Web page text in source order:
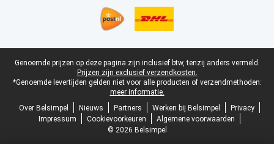
Juridische voettekst
Genoemde prijzen op deze pagina zijn inclusief btw, tenzij anders vermeld.
Prijzen zijn exclusief verzendkosten.
*Genoemde levertijden gelden niet voor alle producten of verzendmethoden:
meer informatie.
Over Belsimpel
Nieuws Partners Werken bij Belsimpel
Privacy
Impressum
Cookievoorkeuren
Algemene voorwaarden
© 2026 Belsimpel